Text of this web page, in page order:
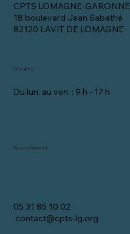
CPTS LOMAGNE-GARONNE
18 boulevard Jean Sabathé
82120 LAVIT DE LOMAGNE
Du lun. au ven. : 9 h - 17 h
Horaires
05 31 85 10 02
contact@cpts-lg.org
Nous contacter